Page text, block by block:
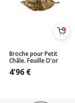
Broche pour Petit
Châle. Feuille D'or
4'96 €